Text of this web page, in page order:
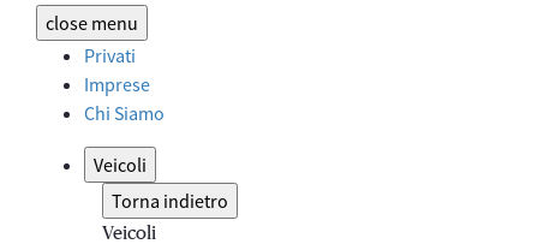
close menu
Privati
Imprese
Chi Siamo
Veicoli
Torna indietro
Veicoli